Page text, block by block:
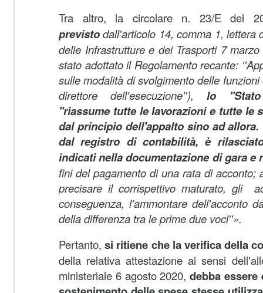
Tra altro, la circolare n. 23/E del
previstodall'articolo 14, comma 1, lettera
delle Infrastrutture e dei Trasporti 7
stato adottato il Regolamento recante:
sulle modalità di svolgimento delle
direttore dell'esecuzione''),
lo ''Stato
''riassume tutte le lavorazioni e tutte le
dal principio dell'appalto sino ad
dal registro di contabilità, è
indicati nella documentazione di gara
fini del pagamento di una rata di acconto;
precisare il corrispettivo maturato, gli
conseguenza, l'ammontare dell'acconto
della differenza tra le prime due voci''».
Pertanto, si ritiene che la verifica della
della relativa attestazione ai sensi
ministeriale 6 agosto 2020,debba